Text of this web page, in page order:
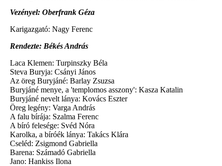
Vezényel: Oberfrank Géza
Karigazgató: Nagy Ferenc
Rendezte: Békés András
Laca Klemen: Turpinszky Béla
Steva Buryja: Csányi János
Az öreg Buryjáné: Barlay Zsuzsa
Buryjáné menye, a 'templomos asszony': Kasza Katalin
Buryjáné nevelt lánya: Kovács Eszter
Öreg legény: Varga András
A falu bírája: Szalma Ferenc
A bíró felesége: Svéd Nóra
Karolka, a bíróék lánya: Takács Klára
Cseléd: Zsigmond Gabriella
Barena: Számadó Gabriella
Jano: Hankiss Ilona